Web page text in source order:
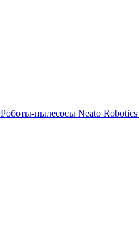
Роботы-пылесосы Neato Robotics